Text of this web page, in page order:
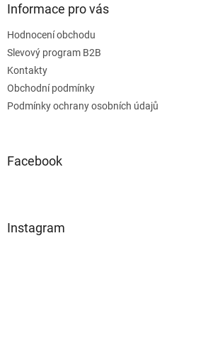
Informace pro vás
Hodnocení obchodu
Slevový program B2B
Kontakty
Obchodní podmínky
Podmínky ochrany osobních údajů
Facebook
Instagram